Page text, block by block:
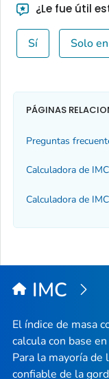
¿Le fue útil
Sí Solo
PÁGINAS
Preguntas
Calculadora de
Calculadora de
IMC
El índice de masa
calcula con base
Para la mayoría de
confiable de la